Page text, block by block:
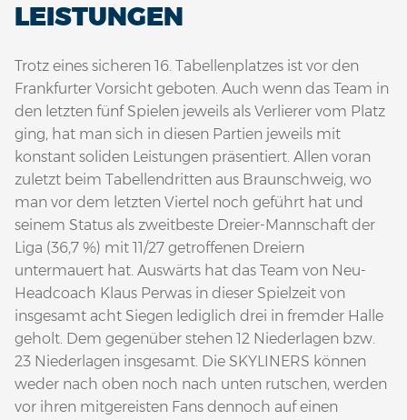
LEISTUNGEN
Trotz eines sicheren 16. Tabellenplatzes ist vor den
Frankfurter Vorsicht geboten. Auch wenn das Team in
den letzten fünf Spielen jeweils als Verlierer vom Platz
ging, hat man sich in diesen Partien jeweils mit
konstant soliden Leistungen präsentiert. Allen voran
zuletzt beim Tabellendritten aus Braunschweig, wo
man vor dem letzten Viertel noch geführt hat und
seinem Status als zweitbeste Dreier-Mannschaft der
Liga (36,7 %) mit 11/27 getroffenen Dreiern
untermauert hat. Auswärts hat das Team von Neu-
Headcoach Klaus Perwas in dieser Spielzeit von
insgesamt acht Siegen lediglich drei in fremder Halle
geholt. Dem gegenüber stehen 12 Niederlagen bzw.
23 Niederlagen insgesamt. Die SKYLINERS können
weder nach oben noch nach unten rutschen, werden
vor ihren mitgereisten Fans dennoch auf einen